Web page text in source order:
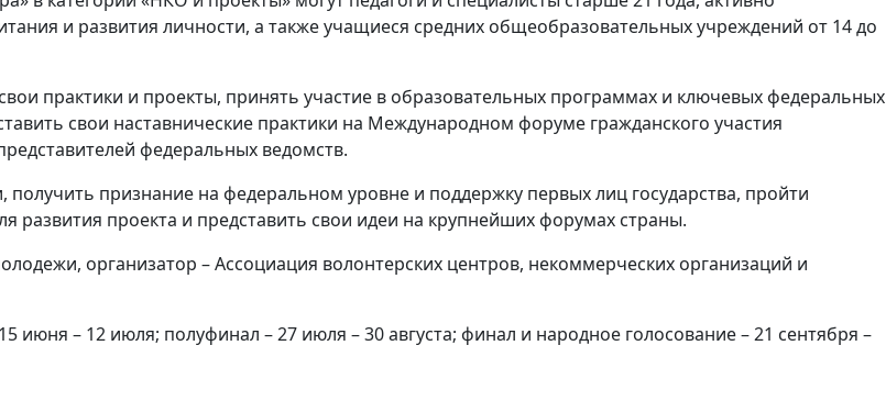
и развития личности, а также учащиеся средних общеобразовательных учреждений от 14 до
практики и проекты, принять участие в образовательных программах и ключевых федеральных
свои наставнические практики на Международном форуме гражданского участия
федеральных ведомств.
признание на федеральном уровне и поддержку первых лиц государства, пройти
развития проекта и представить свои идеи на крупнейших форумах страны.
организатор – Ассоциация волонтерских центров, некоммерческих организаций и
июня – 12 июля; полуфинал – 27 июля – 30 августа; финал и народное голосование – 21 сентября –